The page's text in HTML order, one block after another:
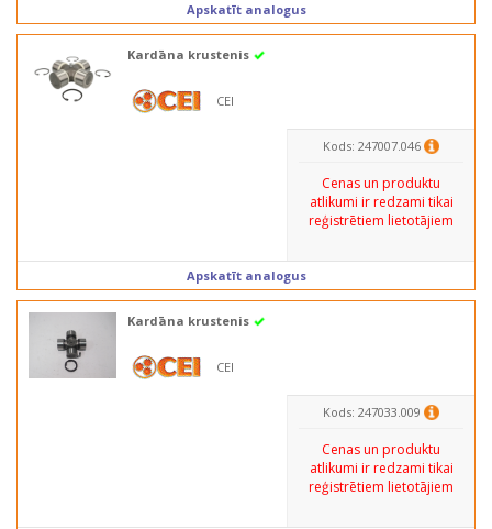
Apskatīt analogus
Kardāna krustenis
CEI
Kods: 247007.046
Cenas un produktu
atlikumi ir redzami tikai
reģistrētiem lietotājiem
Apskatīt analogus
Kardāna krustenis
CEI
Kods: 247033.009
Cenas un produktu
atlikumi ir redzami tikai
reģistrētiem lietotājiem